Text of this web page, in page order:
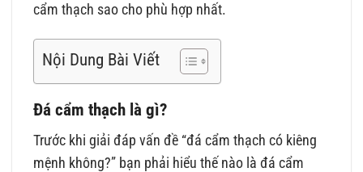
cẩm thạch sao cho phù hợp nhất.
Nội Dung Bài Viết
Đá cẩm thạch là gì?
Trước khi giải đáp vấn đề “đá cẩm thạch có kiêng
mệnh không?” bạn phải hiểu thế nào là đá cẩm